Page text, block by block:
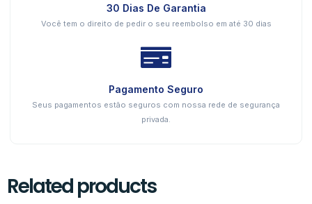
30 Dias De Garantia
Você tem o direito de pedir o seu reembolso em até 30 dias
Pagamento Seguro
Seus pagamentos estão seguros com nossa rede de segurança
privada.
Related products